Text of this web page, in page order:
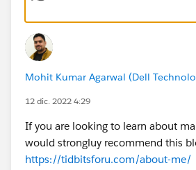
Mohit Kumar Agarwal (Dell
12 dic. 2022 4:29
If you are looking to learn about
would strongluy recommend this
https://tidbitsforu.com/about-me/